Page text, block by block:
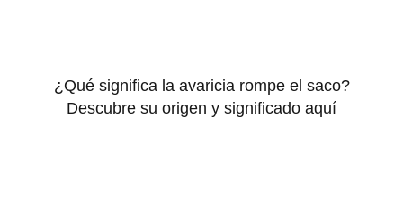
¿Qué significa la avaricia rompe el saco?
Descubre su origen y significado aquí